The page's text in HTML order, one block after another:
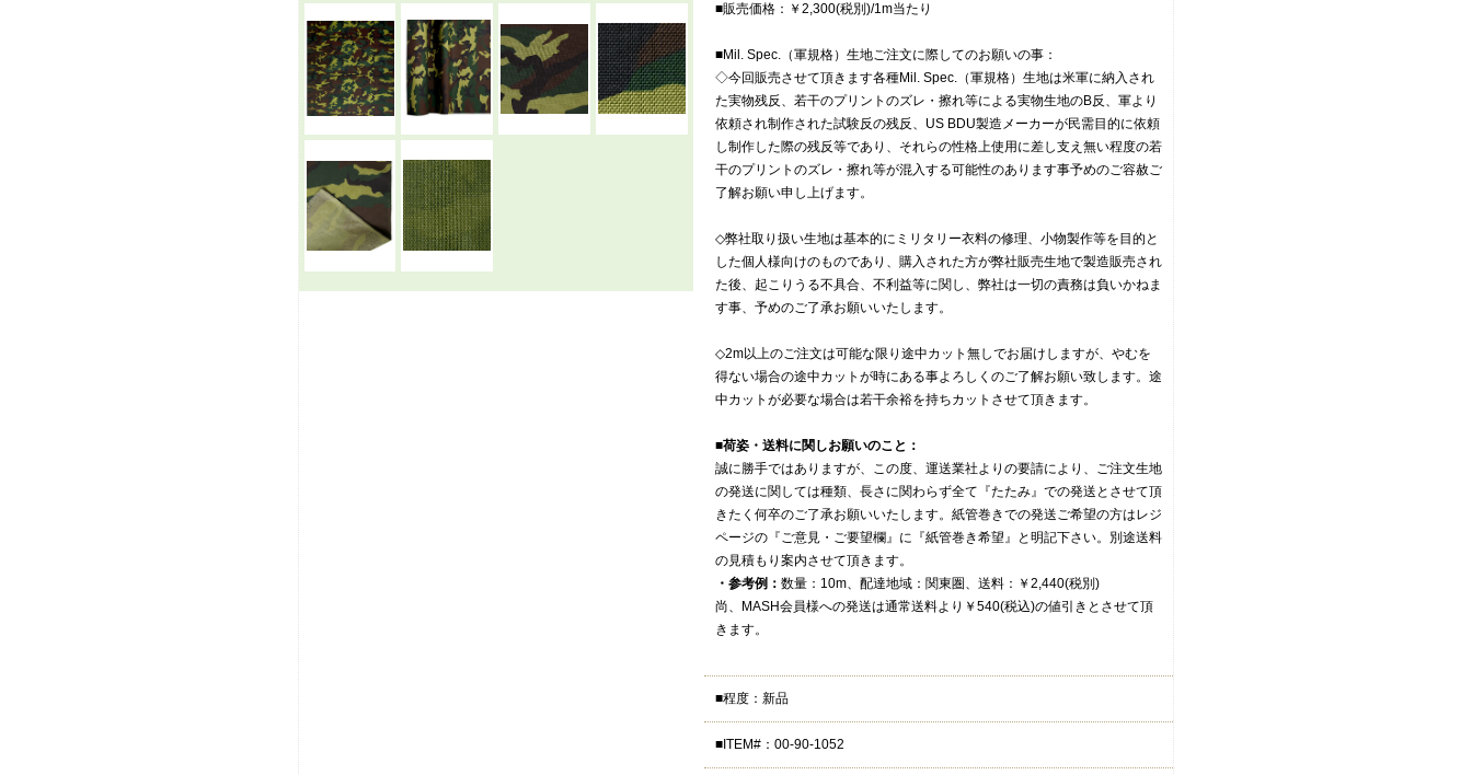
■販売価格：￥2,300(税別)/1m当たり
■Mil. Spec.（軍規格）生地ご注文に際してのお願いの事：
◇今回販売させて頂きます各種Mil. Spec.（軍規格）生地は米軍に納入され
た実物残反、若干のプリントのズレ・擦れ等による実物生地のB反、軍より
依頼され制作された試験反の残反、US BDU製造メーカーが民需目的に依頼
し制作した際の残反等であり、それらの性格上使用に差し支え無い程度の若
干のプリントのズレ・擦れ等が混入する可能性のあります事予めのご容赦ご
了解お願い申し上げます。
◇弊社取り扱い生地は基本的にミリタリー衣料の修理、小物製作等を目的と
した個人様向けのものであり、購入された方が弊社販売生地で製造販売され
た後、起こりうる不具合、不利益等に関し、弊社は一切の責務は負いかねま
す事、予めのご了承お願いいたします。
◇2m以上のご注文は可能な限り途中カット無しでお届けしますが、やむを
得ない場合の途中カットが時にある事よろしくのご了解お願い致します。途
中カットが必要な場合は若干余裕を持ちカットさせて頂きます。
■荷姿・送料に関しお願いのこと：
誠に勝手ではありますが、この度、運送業社よりの要請により、ご注文生地
の発送に関しては種類、長さに関わらず全て『たたみ』での発送とさせて頂
きたく何卒のご了承お願いいたします。紙管巻きでの発送ご希望の方はレジ
ページの『ご意見・ご要望欄』に『紙管巻き希望』と明記下さい。別途送料
の見積もり案内させて頂きます。
・参考例： 数量：10m、配達地域：関東圏、送料：￥2,440(税別)
尚、MASH会員様への発送は通常送料より￥540(税込)の値引きとさせて頂
きます。
■程度：新品
■ITEM#：00-90-1052